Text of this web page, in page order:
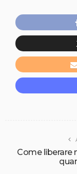
Come liberare